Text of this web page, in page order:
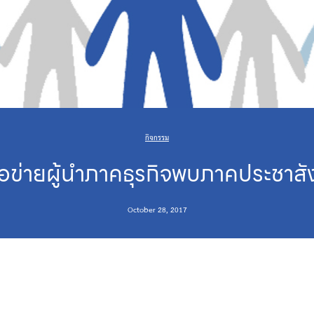
กิจกรรม
ข่ายผู้นำภาคธุรกิจพบภาคประชา
October 28, 2017